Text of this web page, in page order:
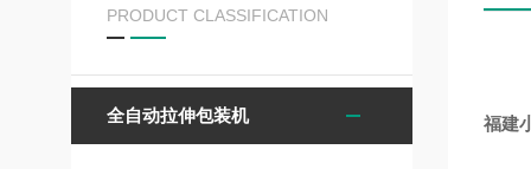
PRODUCT CLASSIFICATION
全自动拉伸包装机 福建